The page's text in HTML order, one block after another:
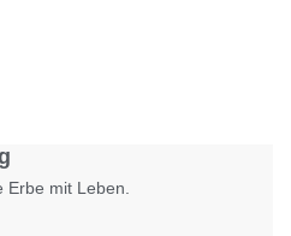
mit Leben.